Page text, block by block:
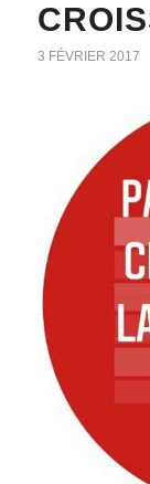
3 FÉVRIER 2017